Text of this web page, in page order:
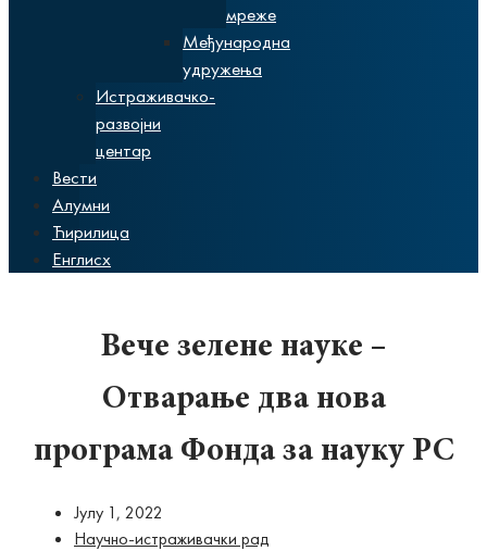
мреже
Међународна
удружења
Истраживачко-
развојни
центар
Вести
Алумни
Ћирилица
Енглисх
Вече зелене науке –
Отварање два нова
програма Фонда за науку РС
Јулy 1, 2022
Научно-истраживачки рад